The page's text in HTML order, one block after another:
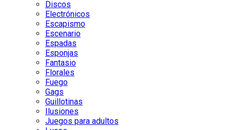
Discos
Electrónicos
Escapismo
Escenario
Espadas
Esponjas
Fantasio
Florales
Fuego
Gags
Guillotinas
Ilusiones
Juegos para adultos